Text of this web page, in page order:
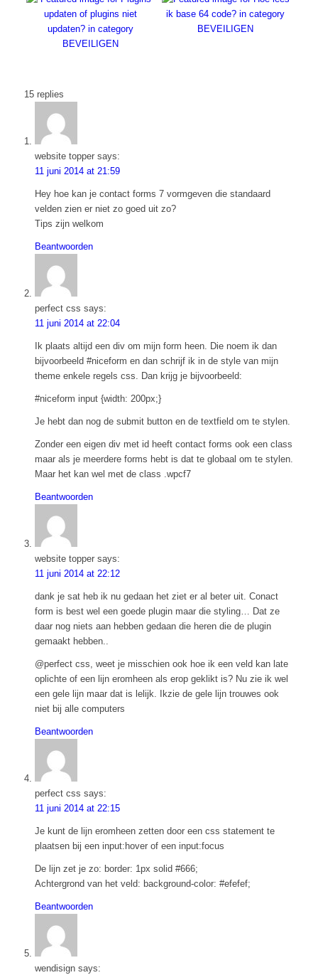
15 replies
website topper says:
11 juni 2014 at 21:59
Hey hoe kan je contact forms 7 vormgeven die standaard
velden zien er niet zo goed uit zo?
Tips zijn welkom
Beantwoorden
perfect css says:
11 juni 2014 at 22:04
Ik plaats altijd een div om mijn form heen. Die noem ik dan
bijvoorbeeld #niceform en dan schrijf ik in de style van mijn
theme enkele regels css. Dan krijg je bijvoorbeeld:
#niceform input {width: 200px;}
Je hebt dan nog de submit button en de textfield om te stylen.
Zonder een eigen div met id heeft contact forms ook een class
maar als je meerdere forms hebt is dat te globaal om te stylen.
Maar het kan wel met de class .wpcf7
Beantwoorden
website topper says:
11 juni 2014 at 22:12
dank je sat heb ik nu gedaan het ziet er al beter uit. Conact
form is best wel een goede plugin maar die styling… Dat ze
daar nog niets aan hebben gedaan die heren die de plugin
gemaakt hebben..
@perfect css, weet je misschien ook hoe ik een veld kan late
oplichte of een lijn eromheen als erop geklikt is? Nu zie ik wel
een gele lijn maar dat is lelijk. Ikzie de gele lijn trouwes ook
niet bij alle computers
Beantwoorden
perfect css says:
11 juni 2014 at 22:15
Je kunt de lijn eromheen zetten door een css statement te
plaatsen bij een input:hover of een input:focus
De lijn zet je zo: border: 1px solid #666;
Achtergrond van het veld: background-color: #efefef;
Beantwoorden
wendisign says: